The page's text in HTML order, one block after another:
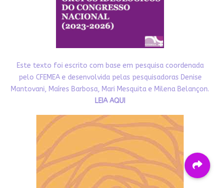
Este texto foi escrito com base em pesquisa coordenada
pelo CFEMEA e desenvolvida pelas pesquisadoras Denise
Mantovani, Maíres Barbosa, Mari Mesquita e Milena Belançon.
LEIA AQUI